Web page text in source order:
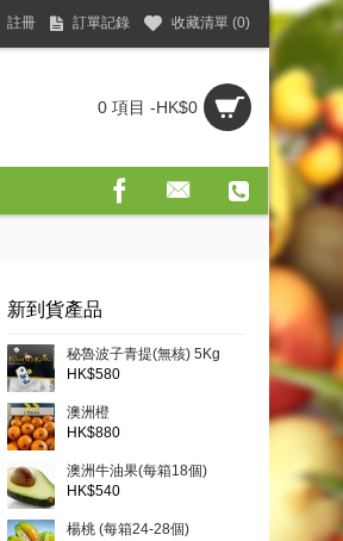
註冊 訂單記錄 收藏清單 (0)
0 項目 -HK$0
新到貨產品
秘魯波子青提(無核) 5Kg
HK$580
澳洲橙
HK$880
澳洲牛油果(每箱18個)
HK$540
楊桃 (每箱24-28個)